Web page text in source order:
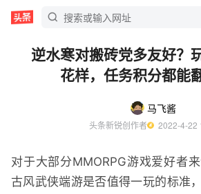
逆水寒对搬砖党多友好？
花样，任务积分都能
马飞酱
头条新锐创作者
2022-4-22
对于大部分MMORPG游戏爱好者
古风武侠端游是否值得一玩的标准